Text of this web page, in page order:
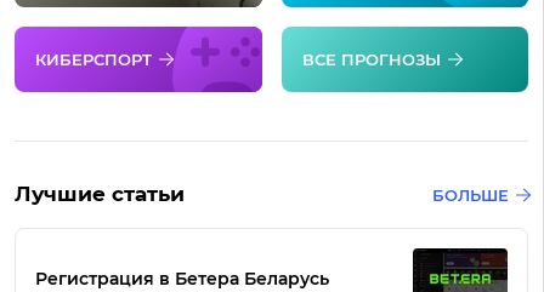
КИБЕРСПОРТ ВСЕ ПРОГНОЗЫ
Лучшие статьи БОЛЬШЕ
Регистрация в Бетера Беларусь